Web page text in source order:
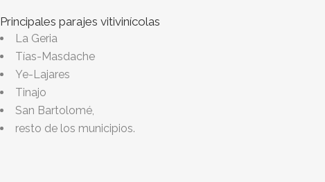
Principales parajes vitivinícolas
La Geria
Tías-Masdache
Ye-Lajares
Tinajo
San Bartolomé,
resto de los municipios.